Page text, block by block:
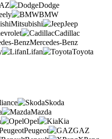
Dodge
BMW
Mitsubishi
Jeep
Cadillac
Mercedes-Benz
Lifan Toyota
Skoda
Mazda
Opel
Kia
Peugeot
GAZ